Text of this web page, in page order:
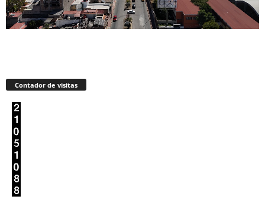
Contador de visitas